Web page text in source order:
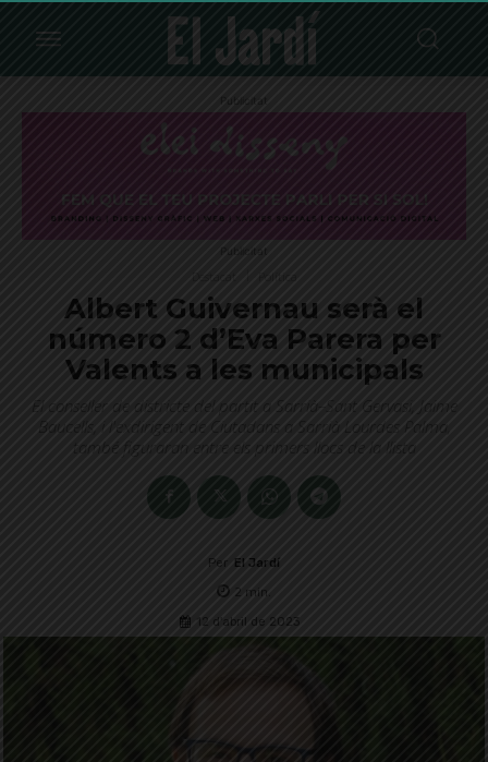
Publicitat
Publicitat
Albert Guivernau serà el
número 2 d’Eva Parera per
Valents a les municipals
El conseller de districte del partit a Sarrià–Sant Gervasi, Jaime
Baucells, i l'exdirigent de Ciutadans a Sarrià Lourdes Palma,
també figuraran entre els primers llocs de la llista
Per El Jardí
2 min.
12 d'abril de 2023